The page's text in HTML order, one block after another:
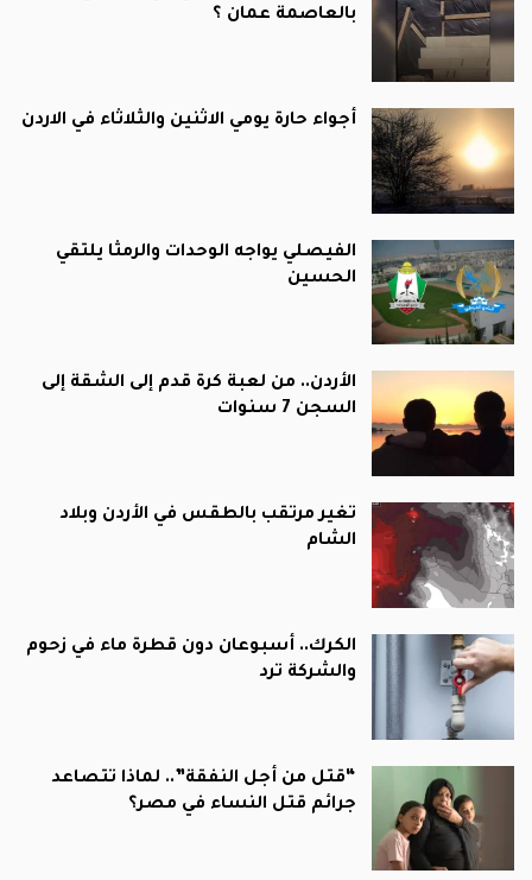
بالعاصمة عمان ؟
أجواء حارة يومي الاثنين والثلاثاء في الاردن
الفيصلي يواجه الوحدات والرمثا يلتقي
الحسين
الأردن.. من لعبة كرة قدم إلى الشقة إلى
السجن 7 سنوات
تغير مرتقب بالطقس في الأردن وبلاد
الشام
الكرك.. أسبوعان دون قطرة ماء في زحوم
والشركة ترد
“قتل من أجل النفقة”.. لماذا تتصاعد
جرائم قتل النساء في مصر؟